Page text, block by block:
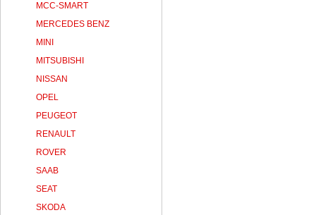
MCC-SMART
MERCEDES BENZ
MINI
MITSUBISHI
NISSAN
OPEL
PEUGEOT
RENAULT
ROVER
SAAB
SEAT
SKODA